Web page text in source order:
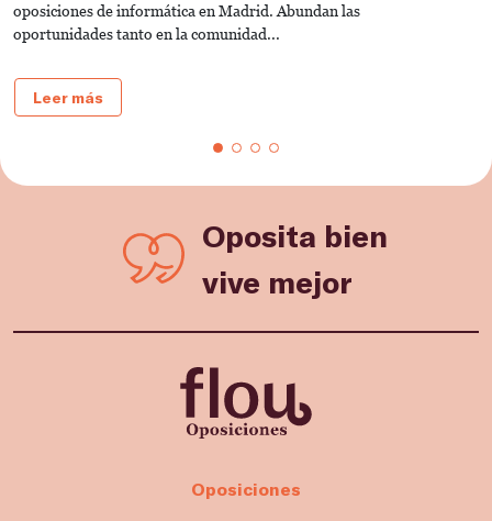
oposiciones de informática en Madrid. Abundan las
oportunidades tanto en la comunidad...
Leer más
Oposita bien
vive mejor
Oposiciones